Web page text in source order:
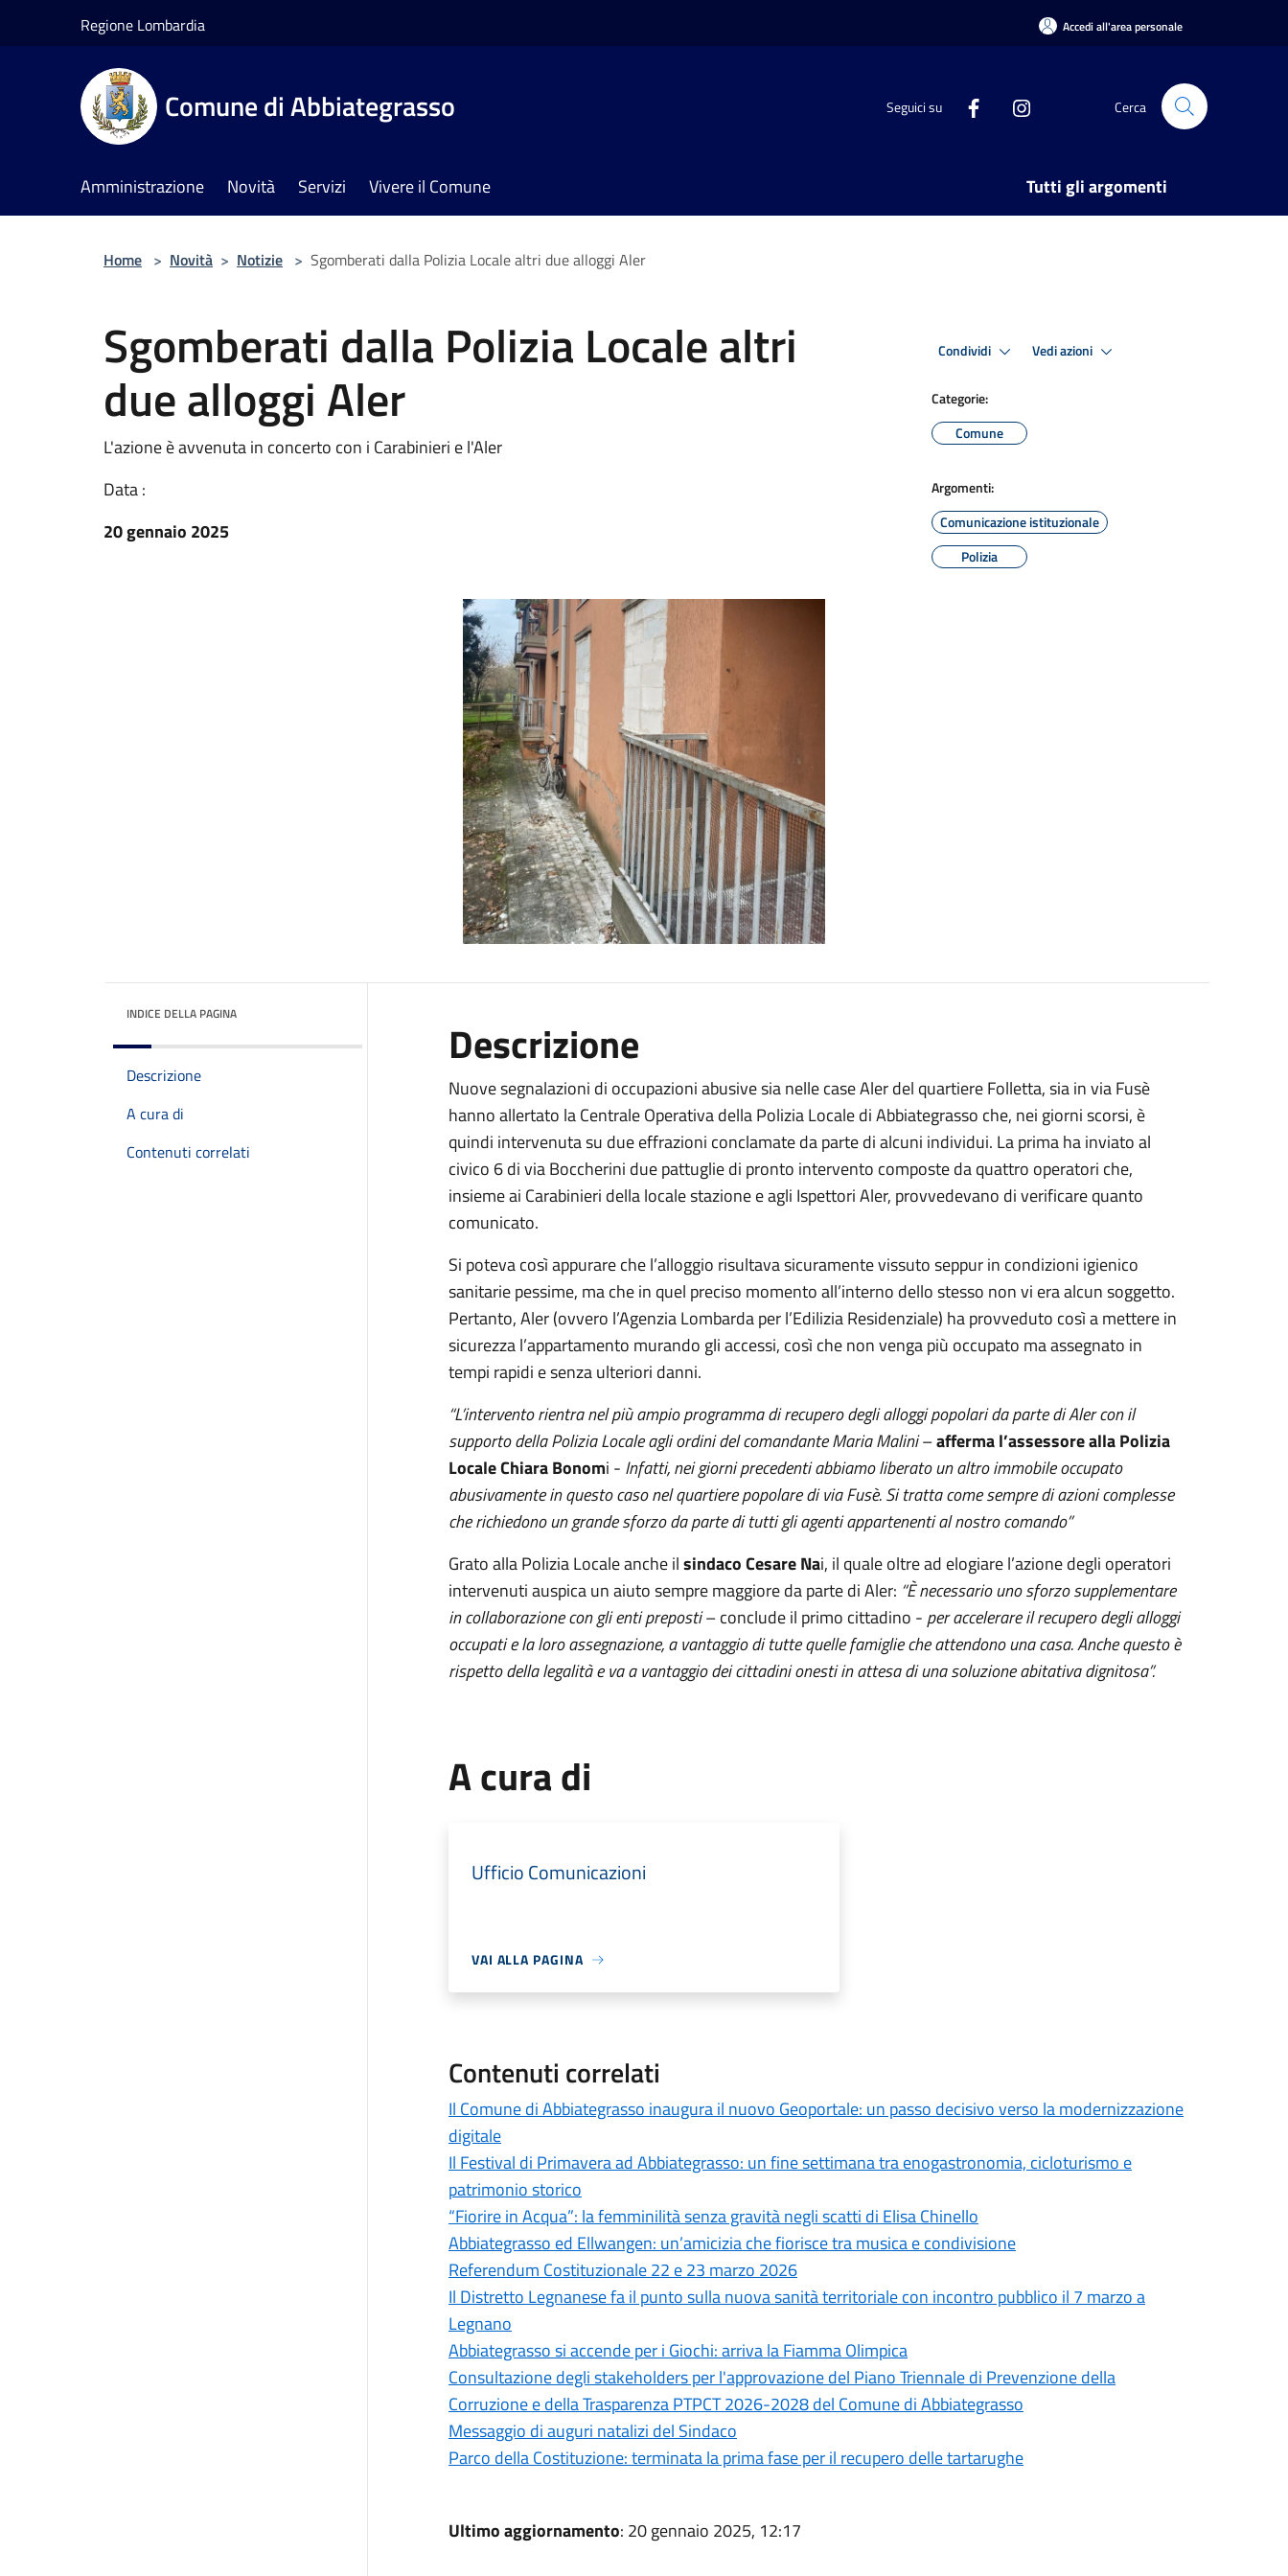
Regione Lombardia Accedi all'area personale
Comune di Abbiategrasso Seguici su Cerca
Amministrazione Novità Servizi Vivere il Comune Tutti gli argomenti
Home > Novità > Notizie > Sgomberati dalla Polizia Locale altri due alloggi Aler
Sgomberati dalla Polizia Locale altri
due alloggi Aler
L'azione è avvenuta in concerto con i Carabinieri e l'Aler
Data :
20 gennaio 2025
Condividi Vedi azioni
Categorie:
Comune
Argomenti:
Comunicazione istituzionale
Polizia
INDICE DELLA PAGINA
Descrizione
A cura di
Contenuti correlati
Descrizione
Nuove segnalazioni di occupazioni abusive sia nelle case Aler del quartiere Folletta, sia in via Fusè
hanno allertato la Centrale Operativa della Polizia Locale di Abbiategrasso che, nei giorni scorsi, è
quindi intervenuta su due effrazioni conclamate da parte di alcuni individui. La prima ha inviato al
civico 6 di via Boccherini due pattuglie di pronto intervento composte da quattro operatori che,
insieme ai Carabinieri della locale stazione e agli Ispettori Aler, provvedevano di verificare quanto
comunicato.
Si poteva così appurare che l’alloggio risultava sicuramente vissuto seppur in condizioni igienico
sanitarie pessime, ma che in quel preciso momento all’interno dello stesso non vi era alcun soggetto.
Pertanto, Aler (ovvero l’Agenzia Lombarda per l’Edilizia Residenziale) ha provveduto così a mettere in
sicurezza l’appartamento murando gli accessi, così che non venga più occupato ma assegnato in
tempi rapidi e senza ulteriori danni.
“L’intervento rientra nel più ampio programma di recupero degli alloggi popolari da parte di Aler con il
supporto della Polizia Locale agli ordini del comandante Maria Malini–afferma l’assessore alla Polizia
Locale Chiara Bonomi - Infatti, nei giorni precedenti abbiamo liberato un altro immobile occupato
abusivamente in questo caso nel quartiere popolare di via Fusè. Si tratta come sempre di azioni complesse
che richiedono un grande sforzo da parte di tutti gli agenti appartenenti al nostro comando”
Grato alla Polizia Locale anche ilsindaco Cesare Nai, il quale oltre ad elogiare l’azione degli operatori
intervenuti auspica un aiuto sempre maggiore da parte di Aler: “È necessario uno sforzo supplementare
in collaborazione con gli enti preposti– conclude il primo cittadino - per accelerare il recupero degli alloggi
occupati e la loro assegnazione, a vantaggio di tutte quelle famiglie che attendono una casa. Anche questo è
rispetto della legalità e va a vantaggio dei cittadini onesti in attesa di una soluzione abitativa dignitosa”.
A cura di
Ufficio Comunicazioni
VAI ALLA PAGINA
Contenuti correlati
Il Comune di Abbiategrasso inaugura il nuovo Geoportale: un passo decisivo verso la modernizzazione
digitale
Il Festival di Primavera ad Abbiategrasso: un fine settimana tra enogastronomia, cicloturismo e
patrimonio storico
“Fiorire in Acqua”: la femminilità senza gravità negli scatti di Elisa Chinello
Abbiategrasso ed Ellwangen: un’amicizia che fiorisce tra musica e condivisione
Referendum Costituzionale 22 e 23 marzo 2026
Il Distretto Legnanese fa il punto sulla nuova sanità territoriale con incontro pubblico il 7 marzo a
Legnano
Abbiategrasso si accende per i Giochi: arriva la Fiamma Olimpica
Consultazione degli stakeholders per l'approvazione del Piano Triennale di Prevenzione della
Corruzione e della Trasparenza PTPCT 2026-2028 del Comune di Abbiategrasso
Messaggio di auguri natalizi del Sindaco
Parco della Costituzione: terminata la prima fase per il recupero delle tartarughe
Ultimo aggiornamento: 20 gennaio 2025, 12:17